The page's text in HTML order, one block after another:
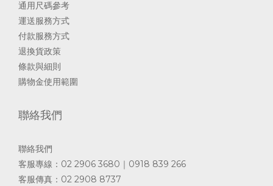
通用尺碼參考
運送服務方式
付款服務方式
退換貨政策
條款與細則
購物金使用範圍
聯絡我們
聯絡我們
客服專線：02 2906 3680｜0918 839 266
客服傳真：02 2908 8737